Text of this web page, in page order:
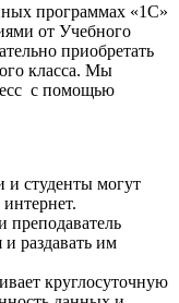
программах «1С»
от Учебного
приобретать
класса. Мы
с помощью
и студенты могут
интернет.
преподаватель
раздавать им
круглосуточную